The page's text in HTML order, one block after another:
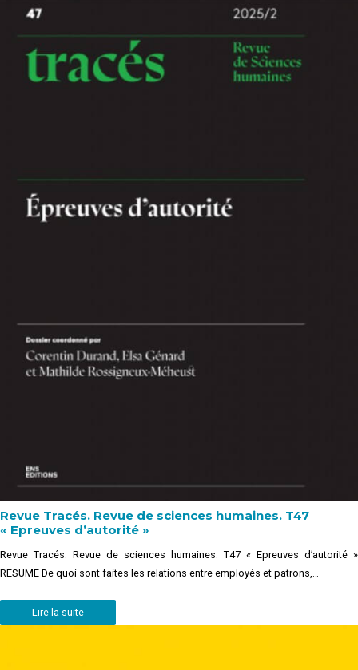
Revue Tracés. Revue de sciences humaines. T47
« Epreuves d’autorité »
Revue Tracés. Revue de sciences humaines. T47 « Epreuves d’autorité »
RESUME De quoi sont faites les relations entre employés et patrons,…
Lire la suite